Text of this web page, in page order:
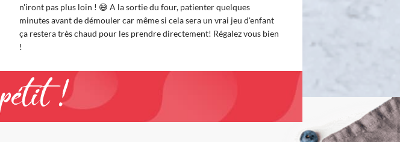
n'iront pas plus loin ! 😅 A la sortie du four, patienter quelques
minutes avant de démouler car même si cela sera un vrai jeu d'enfant
ça restera très chaud pour les prendre directement! Régalez vous bien
!
!